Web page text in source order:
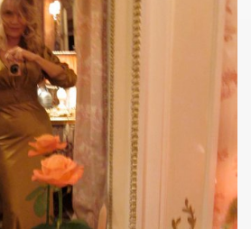
"Tribu Move" (octobre 2019) pour
dans "Liberation" (19 et
(novembre 2019), par
par JEAN WILLIAM
produit par RENAUD) de
dans le mensuel "Causeur"